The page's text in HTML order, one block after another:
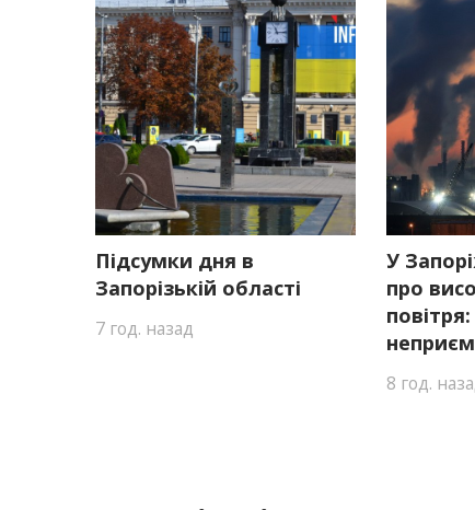
Підсумки дня в
Запорізькій області
7 год. назад
У
про
8 год.